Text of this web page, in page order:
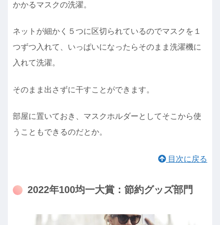
かかるマスクの洗濯。
ネットが細かく５つに区切られているのでマスクを１
つずつ入れて、いっぱいになったらそのまま洗濯機に
入れて洗濯。
そのまま出さずに干すことができます。
部屋に置いておき、マスクホルダーとしてそこから使
うこともできるのだとか。
目次に戻る
2022年100均一大賞：節約グッズ部門